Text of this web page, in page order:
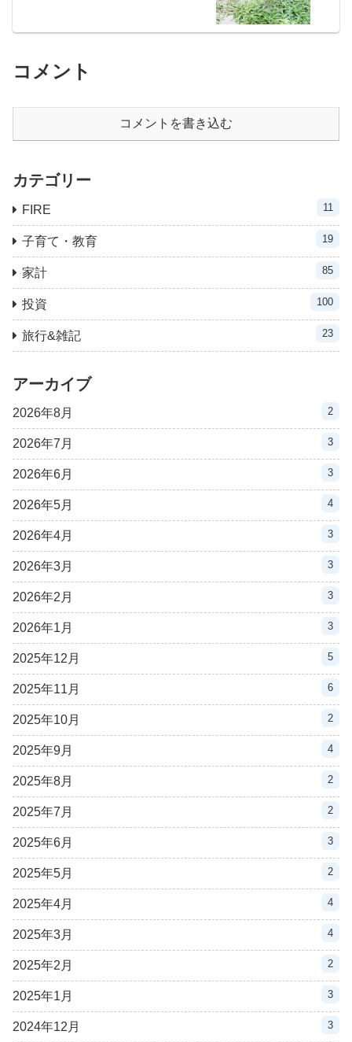
コメント
コメントを書き込む
カテゴリー
FIRE 11
子育て・教育 19
家計 85
投資 100
旅行&雑記 23
アーカイブ
2026年8月 2
2026年7月 3
2026年6月 3
2026年5月 4
2026年4月 3
2026年3月 3
2026年2月 3
2026年1月 3
2025年12月 5
2025年11月 6
2025年10月 2
2025年9月 4
2025年8月 2
2025年7月 2
2025年6月 3
2025年5月 2
2025年4月 4
2025年3月 4
2025年2月 2
2025年1月 3
2024年12月 3